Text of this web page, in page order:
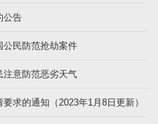
公告
公民防范抢劫案件
注意防范恶劣天气
求的通知（2023年1月8日更新）